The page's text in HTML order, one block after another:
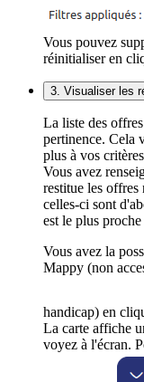
Vous pouvez
réinitialiser en
3. Visualiser les
La liste des
pertinence. Cela
plus à vos critères
Vous avez
restitue les offres
celles-ci sont
est le plus
Vous avez la
Mappy (non
handicap) en
La carte affiche
voyez à l'écran.